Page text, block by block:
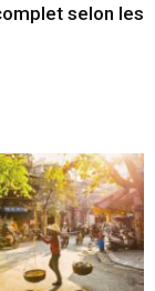
selon les